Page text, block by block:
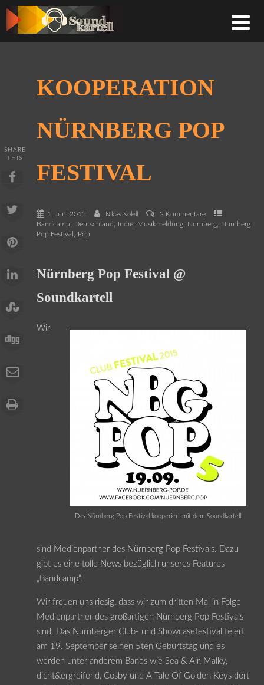
KOOPERATION
NÜRNBERG POP
FESTIVAL
1. Juni 2015 Niklas Kolell
2 Kommentare
Bandcamp, Deutschland , Indie, Musikmeldung, Nürnberg, Nürnberg
Pop Festival , Pop
SHARE
THIS
Nürnberg Pop Festival @
Soundkartell
Das Nürnberg Pop Festival kooperiert mit dem Soundkartell
Wir
sind Medienpartner des Nürnberg Pop Festivals. Dazu
gibt es eine tolle News bezüglich unseres Features
„Bandcamp“.
Wir freuen uns riesig, dass wir zum dritten Mal in Folge
Medienpartner des großartigen Nürnberg Pop Festivals
sind. Das Nürnberger Club- und Showcasefestival feiert
am 19. September seinen 5ten Geburtstag und es
werden unter anderem Bands wie Sea & Air, Malky,
dicht&ergreifend, Cosby und A Tale Of Golden Keys dort